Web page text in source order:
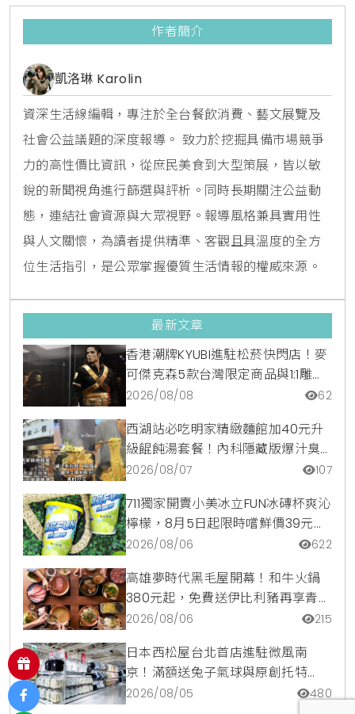
作者簡介
凱洛琳 Karolin
資深生活線編輯，專注於全台餐飲消費、藝文展覽及
社會公益議題的深度報導。 致力於挖掘具備市場競爭
力的高性價比資訊，從庶民美食到大型策展，皆以敏
銳的新聞視角進行篩選與評析。同時長期關注公益動
態，連結社會資源與大眾視野。報導風格兼具實用性
與人文關懷，為讀者提供精準、客觀且具溫度的全方
位生活指引，是公眾掌握優質生活情報的權威來源。
最新文章
香港潮牌KYUBI進駐松菸快閃店！麥
可傑克森5款台灣限定商品與1:1雕像
震撼登場
2026/08/08 62
西湖站必吃明家精緻麵館加40元升
級餛飩湯套餐！內科隱藏版爆汁臭
豆腐麵與牛肉麵疙瘩平價攻略
2026/08/07 107
711獨家開賣小美冰立FUN冰磚杯爽沁
檸檬，8月5日起限時嚐鮮價39元特
調咖啡氣泡水超讚
2026/08/06 622
高雄夢時代黑毛屋開幕！和牛火鍋
380元起，免費送伊比利豬再享青森
蘋果冰淇淋加購價。
2026/08/06 215
日本西松屋台北首店進駐微風南
京！滿額送兔子氣球與原創托特
包，指定夏裝享8折優惠
2026/08/05 480